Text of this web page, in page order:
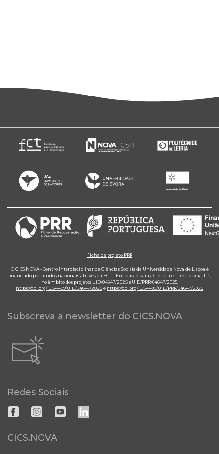
Ficha de projeto PRR
O CICS.NOVA - Centro Interdisciplinar de Ciências Sociais da Universidade Nova de Lisboa é
financiado por fundos nacionais através da FCT – Fundação para a Ciência e a Tecnologia, I.P.,
no âmbito dos projetos UID/04647/2025 e UID/PRR/04647/2025.
https://doi.org/10.54499/UID/04647/2025e https://doi.org/10.54499/UID/PRR/04647/2025
Subscreva a newsletter do CICS.NOVA
Redes Sociais
CICS.NOVA